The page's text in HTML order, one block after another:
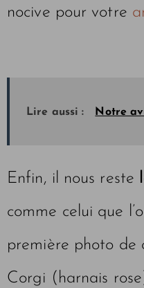
nocive pour votre
Lire aussi : Notre
Enfin, il nous reste
comme celui que
première photo de
Corgi (harnais